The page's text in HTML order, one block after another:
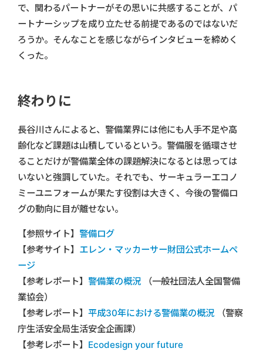
で、関わるパートナーがその思いに共感することが、パ
ートナーシップを成り立たせる前提であるのではないだ
ろうか。そんなことを感じながらインタビューを締めく
くった。
終わりに
長谷川さんによると、警備業界には他にも人手不足や高
齢化など課題は山積しているという。警備服を循環させ
ることだけが警備業全体の課題解決になるとは思っては
いないと強調していた。それでも、サーキュラーエコノ
ミーユニフォームが果たす役割は大きく、今後の警備ロ
グの動向に目が離せない。
【参照サイト】 警備ログ
【参考サイト】 エレン・マッカーサー財団公式ホームペ
ージ
【参考レポート】 警備業の概況 （一般社団法人全国警備
業協会）
【参考レポート】 平成30年における警備業の概況 （警察
庁生活安全局生活安全企画課）
【参考レポート】 Ecodesign your future